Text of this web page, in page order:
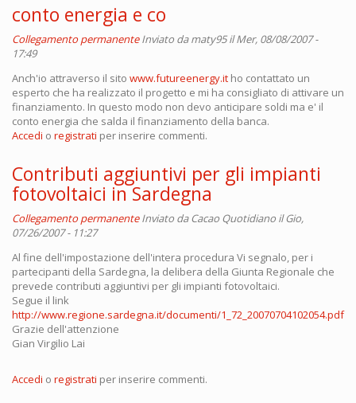
conto energia e co
Collegamento permanente Inviato damaty95il Mer, 08/08/2007 -
17:49
Anch'io attraverso il sito www.futureenergy.it ho contattato un
esperto che ha realizzato il progetto e mi ha consigliato di attivare un
finanziamento. In questo modo non devo anticipare soldi ma e' il
conto energia che salda il finanziamento della banca.
Accedi o registrati per inserire commenti.
Contributi aggiuntivi per gli impianti
fotovoltaici in Sardegna
Collegamento permanente Inviato daCacao Quotidiano il Gio,
07/26/2007 - 11:27
Al fine dell'impostazione dell'intera procedura Vi segnalo, per i
partecipanti della Sardegna, la delibera della Giunta Regionale che
prevede contributi aggiuntivi per gli impianti fotovoltaici.
Segue il link
http://www.regione.sardegna.it/documenti/1_72_20070704102054.pdf
Grazie dell'attenzione
Gian Virgilio Lai
Accedi o registrati per inserire commenti.